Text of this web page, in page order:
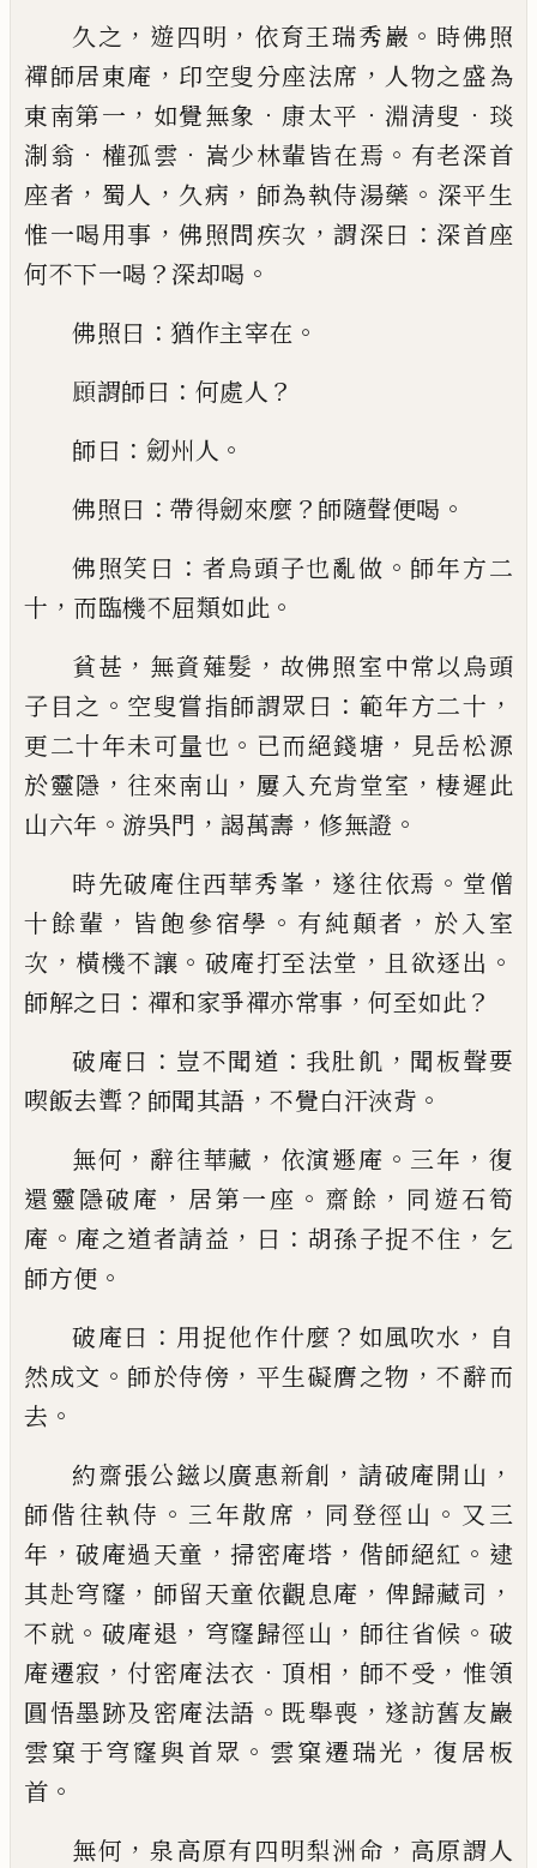
久之 ， 遊四明 ， 依育王瑞秀巖 。 時佛照
禪師居東庵 ， 印空叟分座法席 ， 人物之盛為
東南第一 ， 如覺無象 ． 康太平 ．淵清叟 ． 琰
淛翁 ． 權孤雲 ． 嵩少林輩皆在焉 。 有老深首
座者 ， 蜀人 ， 久病 ， 師為執侍湯藥 。 深平生
惟一喝用事 ，佛照問疾次 ，謂深曰 ： 深首座
何不下一喝 ？ 深却喝 。
佛照曰 ： 猶作主宰在 。
𮨇謂師曰 ： 何處人 ？
師曰 ： 劒州人 。
佛照曰 ： 帶得劒來麼 ？ 師隨聲便喝 。
佛照笑曰 ： 者烏頭子也亂做 。 師年方二
十 ， 而臨機不屈類如此 。
貧甚 ， 無資薙髮 ， 故佛照室中常以烏頭
子目之 。 空叟嘗指師謂眾曰 ： 範年方二十 ，
更二十年未可量也 。 已而絕錢塘 ， 見岳松源
於靈隱 ， 往來南山 ， 屢入充肯堂室 ，棲遲此
山六年 。 游吳門 ， 謁萬壽 ， 修無證 。
時先破庵住西華秀峯 ， 遂往依焉 。 堂僧
十餘輩 ， 皆飽參宿學 。 有純顛者 ， 於入室
次 ， 橫機不讓 。 破庵打至法堂 ， 且欲逐出 。
師解之曰 ： 禪和家爭禪亦常事 ， 何至如此？
破庵曰 ： 豈不聞道 ： 我肚飢 ， 聞板聲要
喫飯去聻 ？ 師聞其語 ， 不覺白汗浹背 。
無何 ， 辭往華藏 ， 依演遯庵 。 三年 ， 復
還靈隱破庵 ， 居第一座 。 齋餘 ， 同遊石筍
庵 。 庵之道者請益 ， 曰 ： 胡孫子捉不住 ， 乞
師方便 。
破庵曰 ： 用捉他作什麼 ？ 如風吹水 ， 自
然成文 。 師於侍傍 ， 平生礙膺之物 ，不辭而
去 。
約齋張公鎡以廣惠新創 ， 請破庵開山 ，
師偕往執侍 。 三年散席 ， 同登徑山 。 又三
年 ，破庵過天童 ，掃密庵塔 ， 偕師絕紅 。 逮
其赴穹窿 ， 師留天童依觀息庵 ， 俾歸藏司 ，
不就 。 破庵退 ， 穹窿歸徑山 ， 師往省候 。 破
庵遷寂 ， 付密庵法衣 ． 頂相 ， 師不受 ， 惟領
圓悟墨跡及密庵法語 。 既舉喪 ， 遂訪舊友巖
雲窠于穹窿與首眾 。 雲窠遷瑞光 ， 復居板
首 。
無何 ，泉高原有四明梨洲命 ， 高原謂人